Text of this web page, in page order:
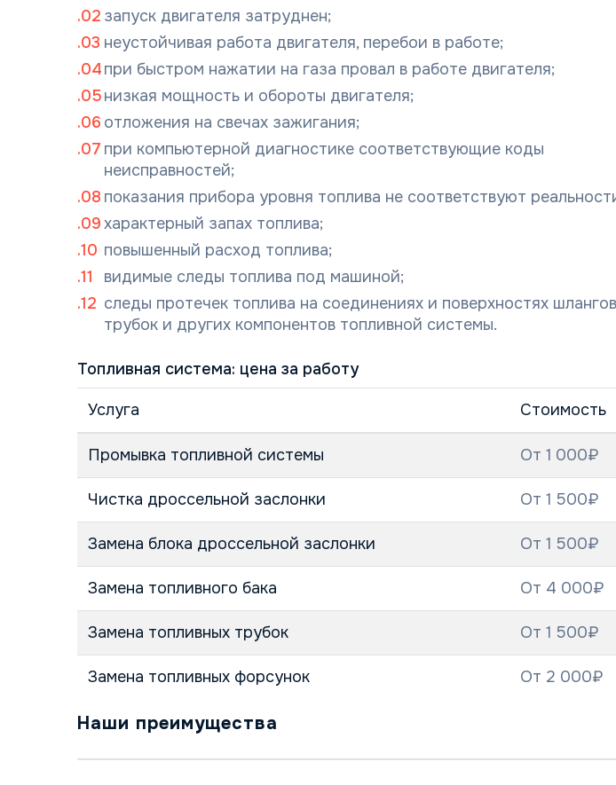
запуск двигателя затруднен;
неустойчивая работа двигателя, перебои в работе;
при быстром нажатии на газа провал в работе двигателя;
низкая мощность и обороты двигателя;
отложения на свечах зажигания;
при компьютерной диагностике соответствующие коды
неисправностей;
показания прибора уровня топлива не соответствуют
характерный запах топлива;
повышенный расход топлива;
видимые следы топлива под машиной;
следы протечек топлива на соединениях и поверхностях
трубок и других компонентов топливной системы.
Топливная система: цена за работу
Услуга Стоимость
Промывка топливной системы От 1 000₽
Чистка дроссельной заслонки От 1 500₽
Замена блока дроссельной заслонки От 1 500₽
Замена топливного бака От 4 000₽
Замена топливных трубок От 1 500₽
Замена топливных форсунок От 2 000₽
Наши преимущества